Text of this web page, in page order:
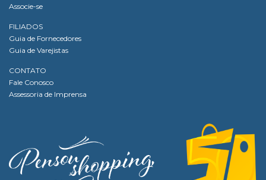
Associe-se
FILIADOS
Guia de Fornecedores
Guia de Varejistas
CONTATO
Fale Conosco
Assessoria de Imprensa